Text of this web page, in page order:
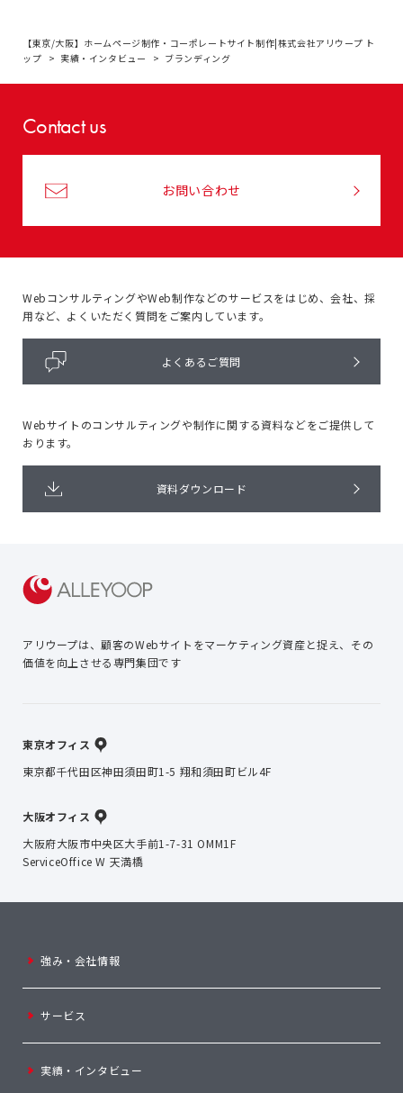
【東京/大阪】ホームページ制作・コーポレートサイト制作|株式会社アリウープ ト
ップ
実績・インタビュー ブランディング
Contact us
お問い合わせ
WebコンサルティングやWeb制作などのサービスをはじめ、会社、採
用など、よくいただく質問をご案内しています。
よくあるご質問
Webサイトのコンサルティングや制作に関する資料などをご提供して
おります。
資料ダウンロード
アリウープは、顧客のWebサイトをマーケティング資産と捉え、 その
価値を向上させる専門集団です
東京オフィス
東京都千代田区神田須田町1-5 翔和須田町ビル4F
大阪オフィス
大阪府大阪市中央区大手前1-7-31 OMM1F
ServiceOffice W 天満橋
強み・会社情報
サービス
実績・インタビュー